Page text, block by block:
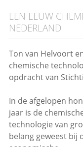
EEN EEUW
NEDERLAND
Ton van Helvoort
chemische
opdracht van
In de afgelopen
jaar is de
technologie van
belang geweest bij